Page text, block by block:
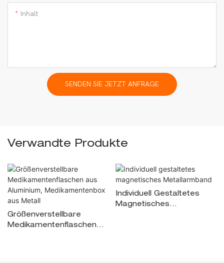
Inhalt
SENDEN SIE JETZT ANFRAGE
Verwandte Produkte
Größenverstellbare
Medikamentenflaschen
Individuell Gestaltetes
Magnetisches